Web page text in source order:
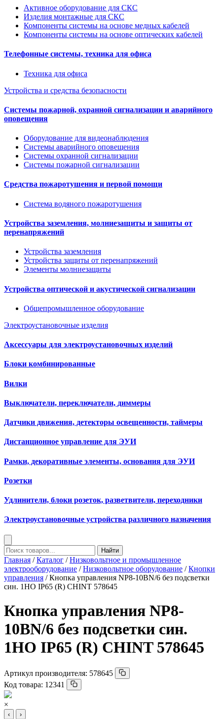
Активное оборудование для СКС
Изделия монтажные для СКС
Компоненты системы на основе медных кабелей
Компоненты системы на основе оптических кабелей
Телефонные системы, техника для офиса
Техника для офиса
Устройства и средства безопасности
Системы пожарной, охранной сигнализации и аварийного
оповещения
Оборудование для видеонаблюдения
Системы аварийного оповещения
Системы охранной сигнализации
Системы пожарной сигнализации
Средства пожаротушения и первой помощи
Система водяного пожаротушения
Устройства заземления, молниезащиты и защиты от
перенапряжений
Устройства заземления
Устройства защиты от перенапряжений
Элементы молниезащиты
Устройства оптической и акустической сигнализации
Общепромышленное оборудование
Электроустановочные изделия
Аксессуары для электроустановочных изделий
Блоки комбинированные
Вилки
Выключатели, переключатели, диммеры
Датчики движения, детекторы освещенности, таймеры
Дистанционное управление для ЭУИ
Рамки, декоративные элементы, основания для ЭУИ
Розетки
Удлинители, блоки розеток, разветвители, переходники
Электроустановочные устройства различного назначения
Найти
Главная /Каталог /Низковольтное и промышленное
электрооборудование /Низковольтное оборудование /Кнопки
управления / Кнопка управления NP8-10BN/6 без подсветки
син. 1НО IP65 (R) CHINT 578645
Кнопка управления NP8-
10BN/6 без подсветки син.
1НО IP65 (R) CHINT 578645
Артикул производителя: 578645
Код товара: 12341
×
‹ ›